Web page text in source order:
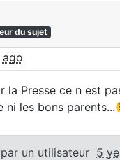
du sujet
ago
la Presse ce n est
ni les bons
un utilisateur 5